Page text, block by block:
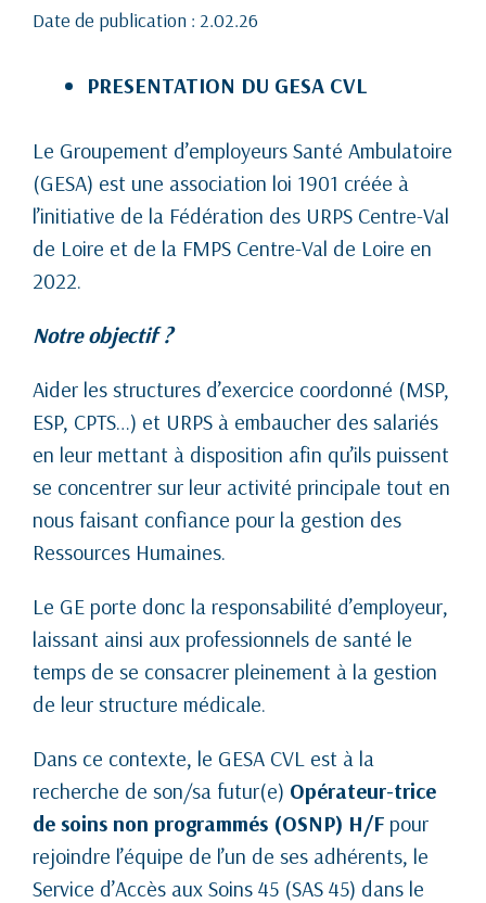
Date de publication : 2.02.26
PRESENTATION DU GESA CVL
Le Groupement d’employeurs Santé Ambulatoire
(GESA) est une association loi 1901 créée à
l’initiative de la Fédération des URPS Centre-Val
de Loire et de la FMPS Centre-Val de Loire en
2022.
Notre objectif ?
Aider les structures d’exercice coordonné (MSP,
ESP, CPTS…) et URPS à embaucher des salariés
en leur mettant à disposition afin qu’ils puissent
se concentrer sur leur activité principale tout en
nous faisant confiance pour la gestion des
Ressources Humaines.
Le GE porte donc la responsabilité d’employeur,
laissant ainsi aux professionnels de santé le
temps de se consacrer pleinement à la gestion
de leur structure médicale.
Dans ce contexte, le GESA CVL est à la
recherche de son/sa futur(e) Opérateur-trice
de soins non programmés (OSNP) H/F pour
rejoindre l’équipe de l’un de ses adhérents, le
Service d’Accès aux Soins 45 (SAS 45) dans le